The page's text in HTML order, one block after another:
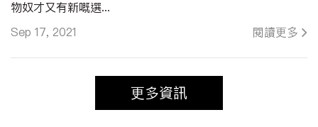
Sep 17, 2021 閱讀更多
物奴才又有新嘅選...
更多資訊